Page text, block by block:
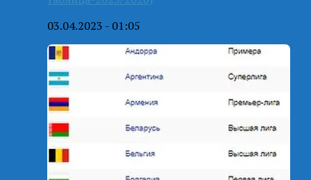
03.04.2023 - 01:05